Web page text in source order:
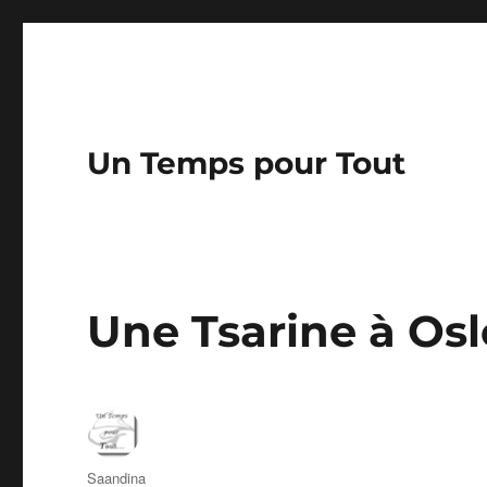
Un Temps pour Tout
Une Tsarine à
Auteur
Saandina